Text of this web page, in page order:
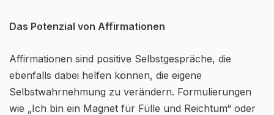
Das Potenzial von Affirmationen
Affirmationen sind positive Selbstgespräche, die
ebenfalls dabei helfen können, die eigene
Selbstwahrnehmung zu verändern. Formulierungen
wie „Ich bin ein Magnet für Fülle und Reichtum“ oder